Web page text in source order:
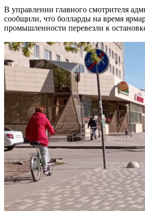
В управлении главного смотрителя
сообщили, что болларды на время
промышленности перевезли к